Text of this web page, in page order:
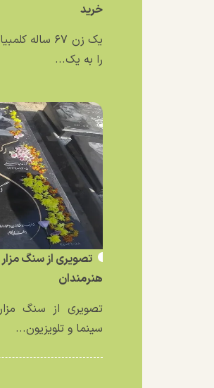
خرید
یک زن ۶۷
را به یک...
تصویری از سنگ
هنرمندان
تصویری از سنگ مزار
سینما و تلویزیون...